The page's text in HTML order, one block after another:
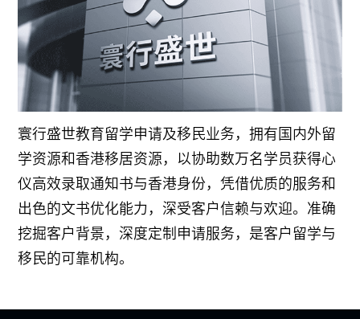
寰行盛世教育留学申请及移民业务，拥有国内外留
学资源和香港移居资源，以协助数万名学员获得心
仪高效录取通知书与香港身份，凭借优质的服务和
出色的文书优化能力，深受客户信赖与欢迎。准确
挖掘客户背景，深度定制申请服务，是客户留学与
移民的可靠机构。